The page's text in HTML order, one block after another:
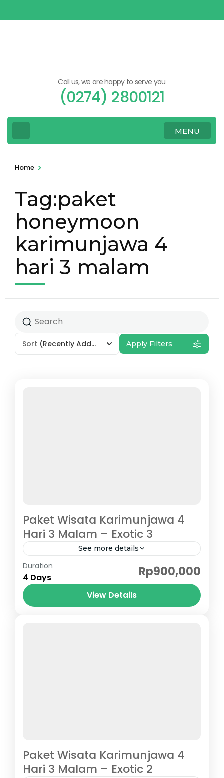
to
Call us, we are happy to serve you
(0274) 2800121
MENU
Home >
Tag:paket
honeymoon
karimunjawa 4
hari 3 malam
Sort (Recently Added) Apply Filters
Paket Wisata Karimunjawa 4
Hari 3 Malam – Exotic 3
See more details
Karimunjawa
Duration
4 Days Rp900,000
View Details
Paket Wisata Karimunjawa 4
Hari 3 Malam – Exotic 2